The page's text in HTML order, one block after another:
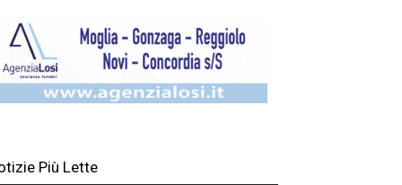
Più Lette